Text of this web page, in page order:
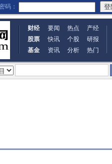
码：
财经 要闻 热点
产经
股票
快讯 个股
研报
基金
资讯 分析 热门